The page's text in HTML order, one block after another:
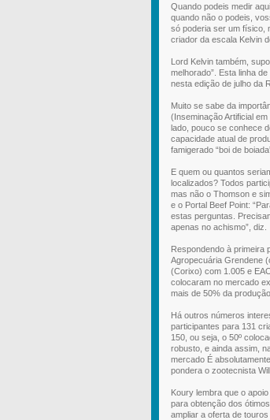
Quando podeis medir
quando não o podeis,
só poderia ser um físico,
criador da escala Kelvin
Lord Kelvin também,
melhorado”. Esta linha
nesta edição de julho da
Muito se sabe da
(Inseminação Artificial
lado, pouco se conhece
capacidade atual de
famigerado “boi de
E quem ou quantos
localizados? Todos
mas não o Thomson e
e o Portal Beef Point:
estas perguntas.
apenas no achismo”, diz.
Respondendo à primeira
Agropecuária Grendene
(Corixo) com 1.005 e
colocaram no mercado
mais de 50% da
Há outros números
participantes para 131
150, ou seja, o 50º
robusto, e ainda assim,
mercado É
pondera o zootecnista
Koury lembra que o
para obtenção dos
ampliar a oferta de